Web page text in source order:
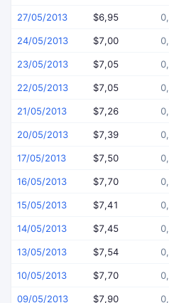
27/05/2013 $6,95
24/05/2013 $7,00
23/05/2013 $7,05
22/05/2013 $7,05
21/05/2013 $7,26
20/05/2013 $7,39
17/05/2013 $7,50
16/05/2013 $7,70
15/05/2013 $7,41
14/05/2013 $7,45
13/05/2013 $7,54
10/05/2013 $7,70
09/05/2013 $7,90